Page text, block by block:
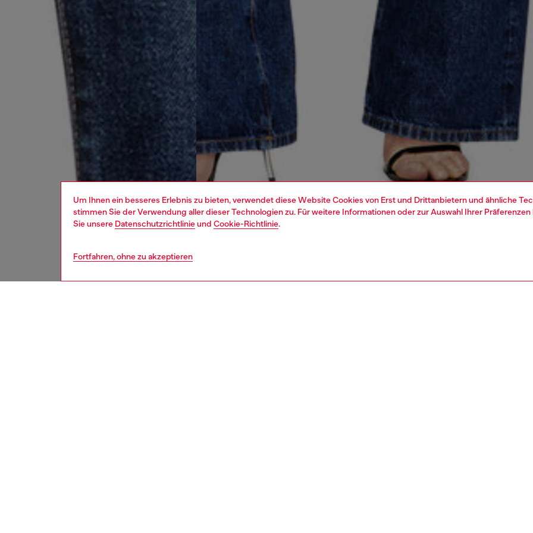
Um Ihnen ein besseres Erlebnis zu bieten, verwendet diese Website Cookies von Erst und Drittanbietern und ähnliche
stimmen Sie der Verwendung aller dieser Technologien zu. Für weitere Informationen oder zur Auswahl Ihrer Präferenzen
Sie unsere Datenschutzrichtlinieund Cookie-Richtlinie.
Fortfahren, ohne zu akzeptieren